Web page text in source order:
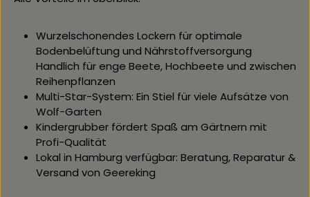
Wurzelschonendes Lockern für optimale
Bodenbelüftung und Nährstoffversorgung
Handlich für enge Beete, Hochbeete und zwischen
Reihenpflanzen
Multi-Star-System: Ein Stiel für viele Aufsätze von
Wolf-Garten
Kindergrubber fördert Spaß am Gärtnern mit
Profi-Qualität
Lokal in Hamburg verfügbar: Beratung, Reparatur &
Versand von Geereking